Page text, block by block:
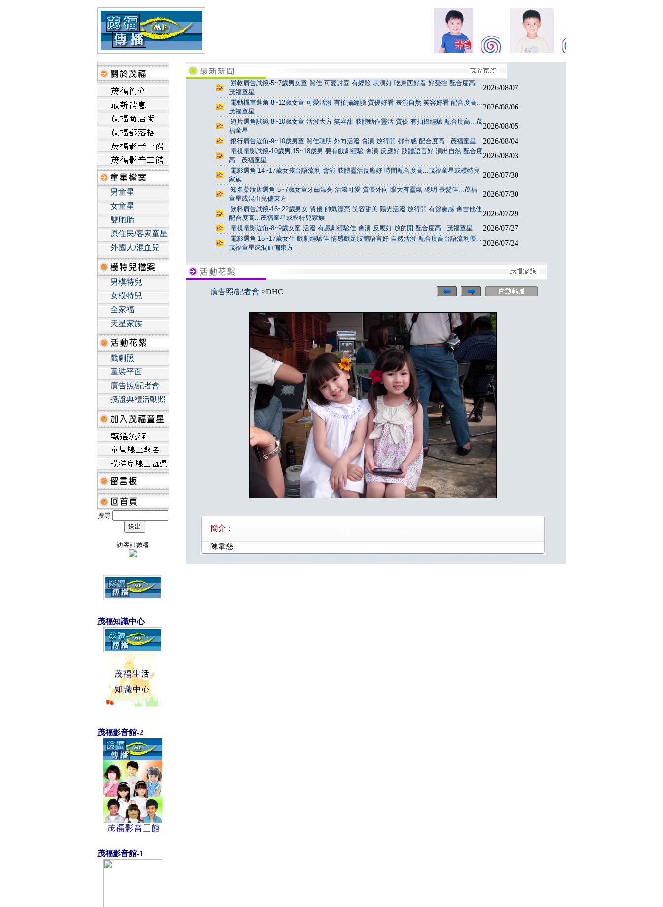
男童星
女童星
雙胞胎
原住民/客家童星
外國人/混血兒
男模特兒
女模特兒
全家福
天星家族
戲劇照
童裝平面
廣告照/記者會
授證典禮活動照
搜尋
訪客計數器
茂福知識中心
茂福影音館-2
茂福影音館-1
餅乾廣告試鏡-5~7歲男女童 質佳 可愛討喜 有經驗 表演好 吃東西好看 好受控 配合度高...
茂福童星
2026/08/07
電動機車選角-8~12歲女童 可愛活潑 有拍攝經驗 質優好看 表演自然 笑容好看 配合度高...
茂福童星
2026/08/06
短片選角試鏡-8~10歲女童 活潑大方 笑容甜 肢體動作靈活 質優 有拍攝經驗 配合度高...茂
福童星
2026/08/05
銀行廣告選角-9~10歲男童 質佳聰明 外向活潑 會演 放得開 都市感 配合度高...茂福童星 2026/08/04
電視電影試鏡-10歲男,15~18歲男 要有戲劇經驗 會演 反應好 肢體語言好 演出自然 配合度
高...茂福童星
2026/08/03
電影選角-14~17歲女孩台語流利 會演 肢體靈活反應好 時間配合度高...茂福童星或模特兒
家族
2026/07/30
知名藥妝店選角-5~7歲女童牙齒漂亮 活潑可愛 質優外向 眼大有靈氣 聰明 長髮佳...茂福
童星或混血兒偏東方
2026/07/30
飲料廣告試鏡-16~22歲男女 質優 帥氣漂亮 笑容甜美 陽光活潑 放得開 有節奏感 會吉他佳
配合度高...茂福童星或模特兒家族
2026/07/29
電視電影選角-8~9歲女童 活潑 有戲劇經驗佳 會演 反應好 放的開 配合度高...茂福童星 2026/07/27
電影選角-15~17歲女生 戲劇經驗佳 情感戲足肢體語言好 自然活潑 配合度高台語流利優...
茂福童星或混血偏東方
2026/07/24
廣告照/記者會 >DHC
簡介：
陳韋慈